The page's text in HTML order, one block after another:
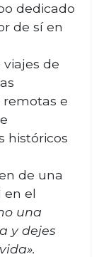
dedicado
de sí en
de
remotas e
históricos
de una
en el
una
y dejes